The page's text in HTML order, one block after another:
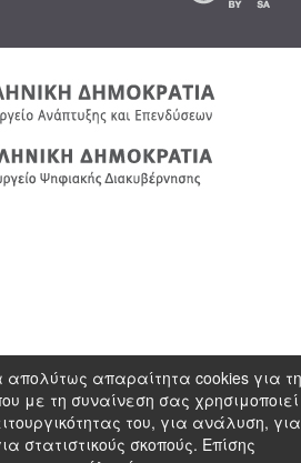
απολύτως απαραίτητα cookies για
με τη συναίνεση σας
του, για ανάλυση, για
στατιστικούς σκοπούς. Επίσης